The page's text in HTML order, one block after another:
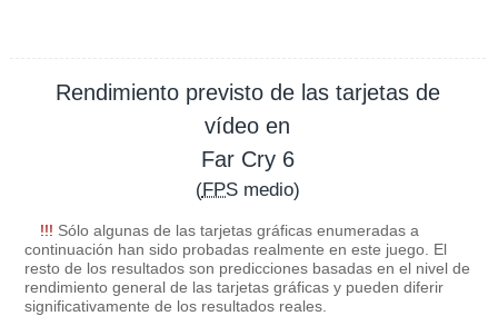
Rendimiento previsto de las tarjetas de
vídeo en
Far Cry 6
(FPSmedio)
!!! Sólo algunas de las tarjetas gráficas enumeradas a
continuación han sido probadas realmente en este juego. El
resto de los resultados son predicciones basadas en el nivel de
rendimiento general de las tarjetas gráficas y pueden diferir
significativamente de los resultados reales.